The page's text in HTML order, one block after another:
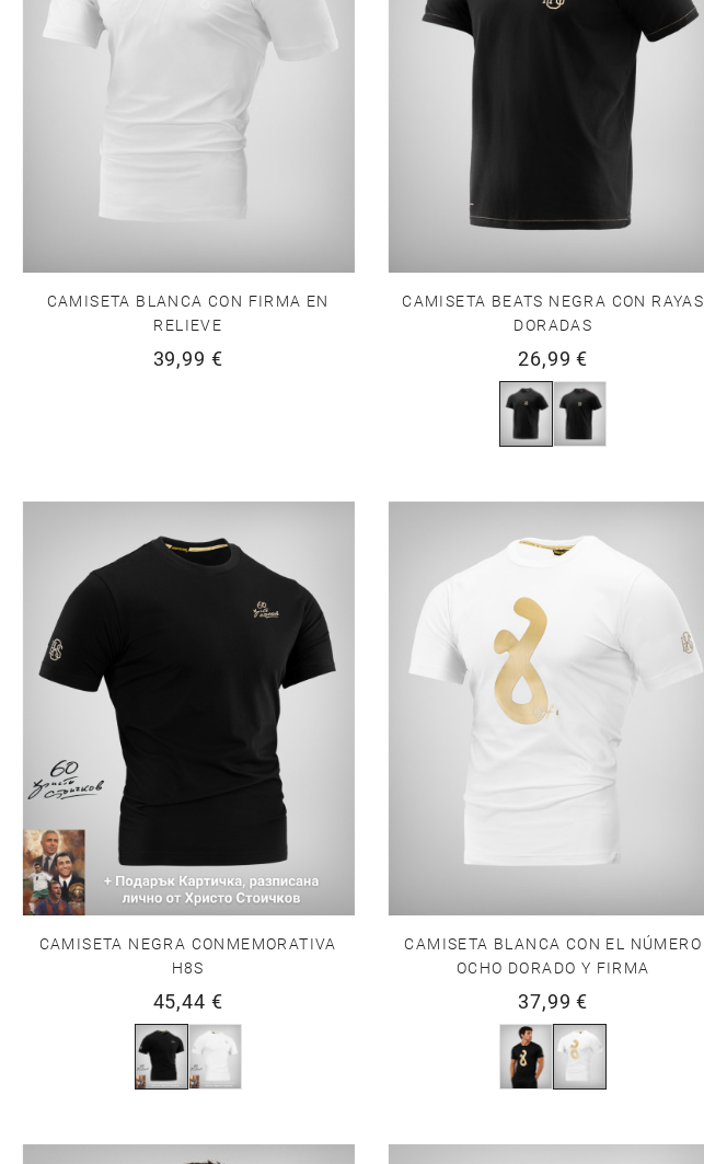
CAMISETA BLANCA CON FIRMA EN
RELIEVE
39,99 €
CAMISETA BEATS NEGRA CON RAYAS
DORADAS
26,99 €
CAMISETA NEGRA CONMEMORATIVA
H8S
45,44 €
CAMISETA BLANCA CON EL NÚMERO
OCHO DORADO Y FIRMA
37,99 €